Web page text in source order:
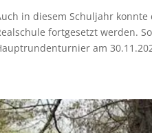
in diesem Schuljahr
fortgesetzt werden.
am